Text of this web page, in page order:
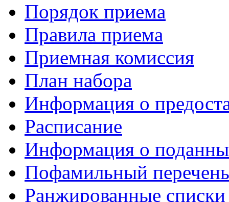
Порядок приема
Правила приема
Приемная комиссия
План набора
Информация о
Расписание
Информация о
Пофамильный
Ранжированные списки